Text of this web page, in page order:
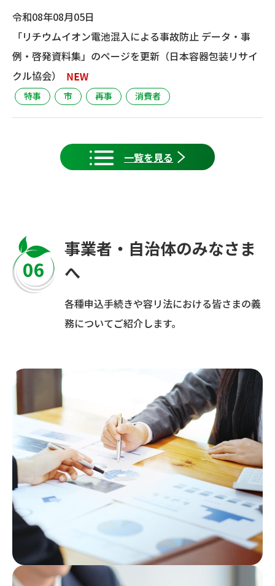
令和08年08月05日
「リチウムイオン電池混入による事故防止 データ・事
例・啓発資料集」のページを更新（日本容器包装リサイ
クル協会）
特事 市 再事 消費者
一覧を見る
06
事業者・自治体のみなさま
へ
各種申込手続きや容リ法における皆さまの義
務についてご紹介します。